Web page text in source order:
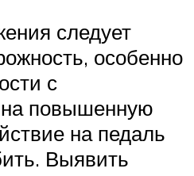
следует
особенно
с
повышенную
на педаль
Выявить